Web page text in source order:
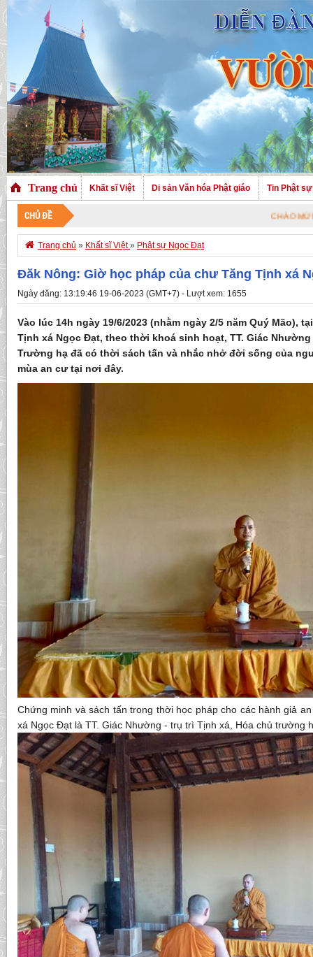
Trang chủ Khất sĩ Việt Di sản Văn hóa Phật giáo Tin Phật sự
CHỦ ĐỀ CHÀO MỪNG QUÝ VỊ ĐÃ
 Trang chủ » Khất sĩ Việt» Phật sự Ngọc Đạt
Đăk Nông: Giờ học pháp của chư Tăng Tịnh xá
Ngày đăng: 13:19:46 19-06-2023 (GMT+7) - Lượt xem: 1655
Vào lúc 14h ngày 19/6/2023 (nhằm ngày 2/5 năm Quý Mão),
Tịnh xá Ngọc Đạt, theo thời khoá sinh hoạt, TT. Giác
Trường hạ đã có thời sách tấn và nhắc nhở đời sống của
mùa an cư tại nơi đây.
Chứng minh và sách tấn trong thời học pháp cho các hành giả
xá Ngọc Đạt là TT. Giác Nhường - trụ trì Tịnh xá, Hóa chủ trường